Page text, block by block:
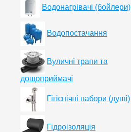
Водонагрівачі (бойлери)
Водопостачання
Вуличні трапи та
дощоприймачі
Гігієнічні набори (душі)
Гідроізоляція